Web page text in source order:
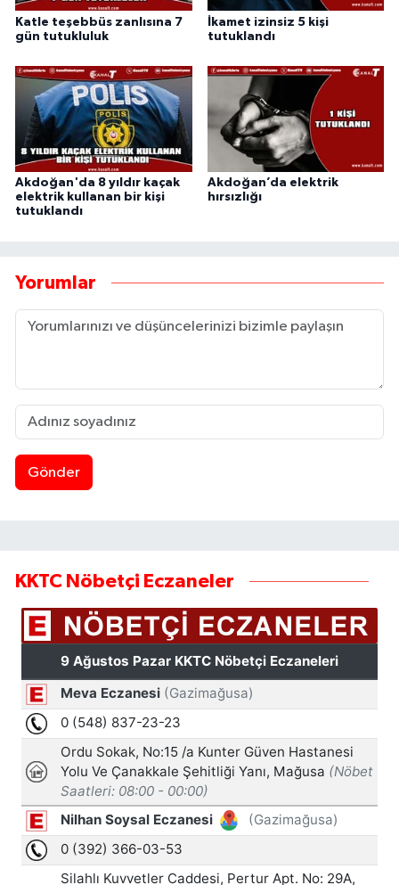
Katle teşebbüs zanlısına 7
gün tutukluluk
İkamet izinsiz 5 kişi
tutuklandı
Akdoğan'da 8 yıldır kaçak
elektrik kullanan bir kişi
tutuklandı
Akdoğan’da elektrik
hırsızlığı
Yorumlar
Gönder
KKTC Nöbetçi Eczaneler